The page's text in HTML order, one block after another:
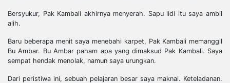
Bersyukur, Pak Kambali akhirnya menyerah. Sapu lidi itu saya ambil
alih.
Baru beberapa menit saya menebahi karpet, Pak Kambali memanggil
Bu Ambar. Bu Ambar paham apa yang dimaksud Pak Kambali. Saya
sempat hendak menolak, namun saya urungkan.
Dari peristiwa ini, sebuah pelajaran besar saya maknai. Keteladanan.